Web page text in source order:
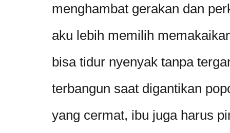
menghambat gerakan dan
aku lebih memilih
bisa tidur nyenyak tanpa
terbangun saat digantikan
yang cermat, ibu juga harus